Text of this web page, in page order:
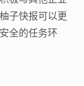
子快报可以更
全的任务环